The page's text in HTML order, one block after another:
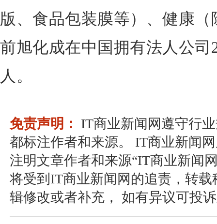
版、食品包装膜等）、健康
前旭化成在中国拥有法人公司
人。
免责声明：
IT商业新闻网遵守行
都标注作者和来源。 IT商业新闻
注明文章作者和来源“IT商业新闻
将受到IT商业新闻网的追责，转
辑修改或者补充， 如有异议可投